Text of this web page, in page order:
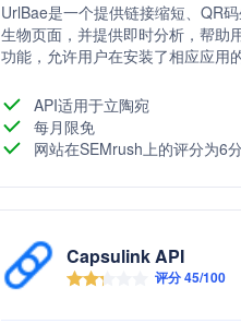
UrlBae是一个提供链接缩短、QR
生物页面，并提供即时分析，帮助
功能，允许用户在安装了相应应用
等，并通过开发者API支持与第三
API适用于立陶宛
每月限免
网站在SEMrush上的评分为6
Capsulink API
评分 45/100